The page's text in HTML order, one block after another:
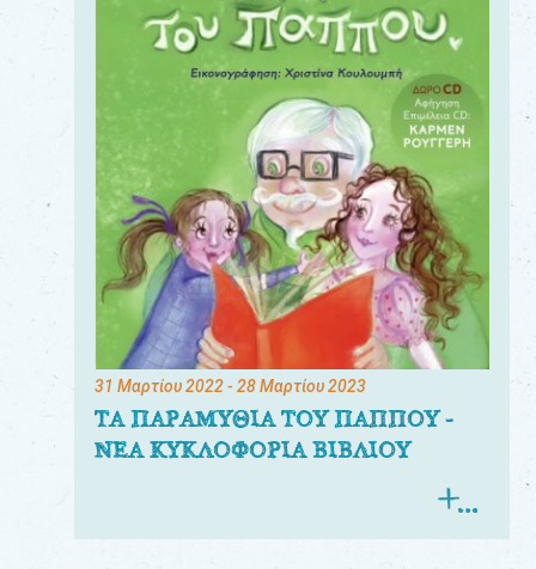
31 Μαρτίου 2022- 28 Μαρτίου 2023
ΤΑ ΠΑΡΑΜΥΘΙΑ ΤΟΥ ΠΑΠΠΟΥ -
ΝΕΑ ΚΥΚΛΟΦΟΡΙΑ ΒΙΒΛΙΟΥ